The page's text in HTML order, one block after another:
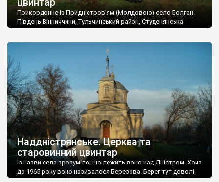
цвинтар
Прикордонне із Придністров’ям (Молдовою) село Болган.
Південь Вінниччини, Тульчинський район, Студенянська
старовинний цвинтар із кам’яними хрестами. Всі епітафії, які
збереглися, написані кирилицею, церковнослов’янською
мовою. За всіма традиційними ознаками – цвинтар
український. Хрести датуються 19 століттям. У 1924-1940
роках Болган […]
Наддністрянське. Церква та
старовинний цвинтар
Із назви села зрозуміло, що лежить воно над Дністром. Хоча
до 1965 року воно називалося Березова. Берег тут доволі